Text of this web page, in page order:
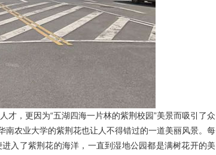
，更因为“五湖四海一片林的紫荆校园”美景而吸引了众
农业大学的紫荆花也让人不得错过的一道美丽风景。每
入了紫荆花的海洋，一直到湿地公园都是满树花开的美